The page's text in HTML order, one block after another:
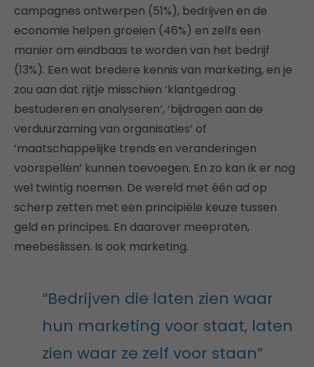
campagnes ontwerpen (51%), bedrijven en de
economie helpen groeien (46%) en zelfs een
manier om eindbaas te worden van het bedrijf
(13%). Een wat bredere kennis van marketing, en je
zou aan dat rijtje misschien ‘klantgedrag
bestuderen en analyseren’, ‘bijdragen aan de
verduurzaming van organisaties’ of
‘maatschappelijke trends en veranderingen
voorspellen’ kunnen toevoegen. En zo kan ik er nog
wel twintig noemen. De wereld met één ad op
scherp zetten met een principiële keuze tussen
geld en principes. En daarover meepraten,
meebeslissen. Is ook marketing.
“Bedrijven die laten zien waar
hun marketing voor staat, laten
zien waar ze zelf voor staan”